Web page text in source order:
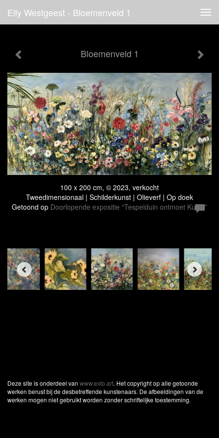
Elly Westgeest - Bloemenveld 1
Bloemenveld 1
100 x 200 cm, © 2023, verkocht
Tweedimensionaal | Schilderkunst | Olieverf | Op doek
Getoond op Doorlopende expositie “Tespelduin ontmoet Kunst”
Deze site is onderdeel van www.exto.art. Het copyright op alle getoonde
werken berust bij de desbetreffende kunstenaars. De afbeeldingen van de
werken mogen niet gebruikt worden zonder schriftelijke toestemming.